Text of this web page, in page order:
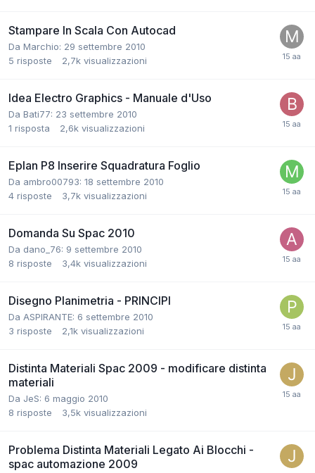
Stampare In Scala Con Autocad
Da Marchio: 29 settembre 2010
5 risposte 2,7k visualizzazioni
Idea Electro Graphics - Manuale d'Uso
Da Bati77: 23 settembre 2010
1 risposta 2,6k visualizzazioni
Eplan P8 Inserire Squadratura Foglio
Da ambro00793: 18 settembre 2010
4 risposte 3,7k visualizzazioni
Domanda Su Spac 2010
Da dano_76: 9 settembre 2010
8 risposte 3,4k visualizzazioni
Disegno Planimetria - PRINCIPI
Da ASPIRANTE: 6 settembre 2010
3 risposte 2,1k visualizzazioni
Distinta Materiali Spac 2009 - modificare distinta
materiali
Da JeS: 6 maggio 2010
8 risposte 3,5k visualizzazioni
Problema Distinta Materiali Legato Ai Blocchi -
spac automazione 2009